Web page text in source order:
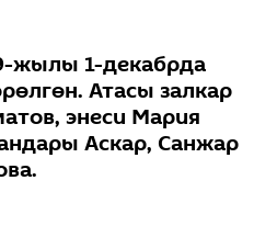
жылы 1-декабрда
Атасы залкар
энеси Мария
Аскар, Санжар